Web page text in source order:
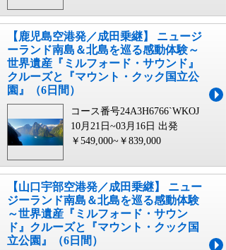
【鹿児島空港発／成田乗継】 ニュージ
ーランド南島＆北島を巡る感動体験～
世界遺産『ミルフォード・サウンド』
クルーズと『マウント・クック国立公
園』（6日間）
コース番号24A3H6766`WKOJ
10月21日~03月16日 出発
￥549,000~￥839,000
【山口宇部空港発／成田乗継】 ニュー
ジーランド南島＆北島を巡る感動体験
～世界遺産『ミルフォード・サウン
ド』クルーズと『マウント・クック国
立公園』（6日間）